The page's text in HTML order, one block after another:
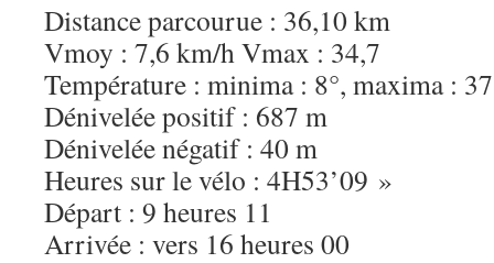
Distance parcourue : 36,10 km
Vmoy : 7,6 km/h Vmax : 34,7
Température : minima : 8°, maxima :
Dénivelée positif : 687 m
Dénivelée négatif : 40 m
Heures sur le vélo : 4H53’09 »
Départ : 9 heures 11
Arrivée : vers 16 heures 00